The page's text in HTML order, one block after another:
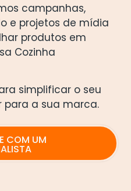
campanhas,
e projetos de mídia
produtos em
Cozinha
simplificar o seu
para a sua marca.
COM UM